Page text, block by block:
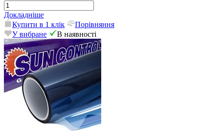
Докладніше
Купити в 1 клік
Порівняння
У вибране
В наявності